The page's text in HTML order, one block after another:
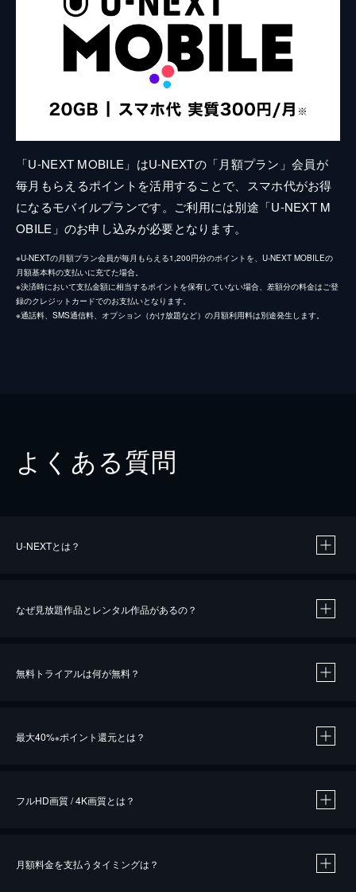
「U-NEXT MOBILE」はU-NEXTの「月額プラン」会員が
毎月もらえるポイントを活用することで、スマホ代がお得
になるモバイルプランです。ご利用には別途「U-NEXT M
OBILE」のお申し込みが必要となります。
※U-NEXTの月額プラン会員が毎月もらえる1,200円分のポイントを、U-NEXT MOBILEの
月額基本料の支払いに充てた場合。
※決済時において支払金額に相当するポイントを保有していない場合、差額分の料金はご登
録のクレジットカードでのお支払いとなります。
※通話料、SMS通信料、オプション（かけ放題など）の月額利用料は別途発生します。
よくある質問
U-NEXTとは？
なぜ見放題作品とレンタル作品があるの？
無料トライアルは何が無料？
最大40%※ポイント還元とは？
※40％ポイント還元の対象は、クレジットカード決済による作品の購入 / レンタルです。
フルHD画質 / 4K画質とは？
月額料金を支払うタイミングは？